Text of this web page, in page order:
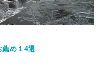
薦め１4選